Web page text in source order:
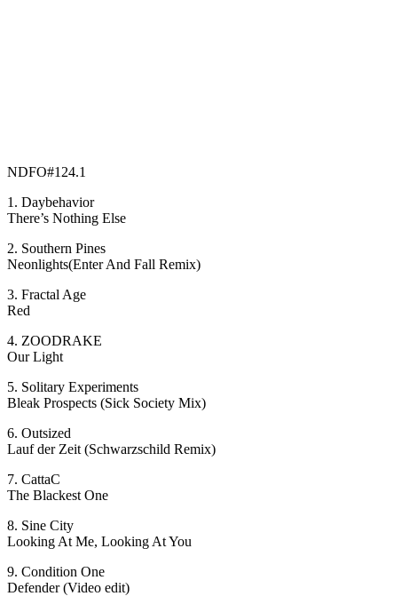
NDFO#124.1
1. Daybehavior
There’s Nothing Else
2. Southern Pines
Neonlights(Enter And Fall Remix)
3. Fractal Age
Red
4. ZOODRAKE
Our Light
5. Solitary Experiments
Bleak Prospects (Sick Society Mix)
6. Outsized
Lauf der Zeit (Schwarzschild Remix)
7. CattaC
The Blackest One
8. Sine City
Looking At Me, Looking At You
9. Condition One
Defender (Video edit)